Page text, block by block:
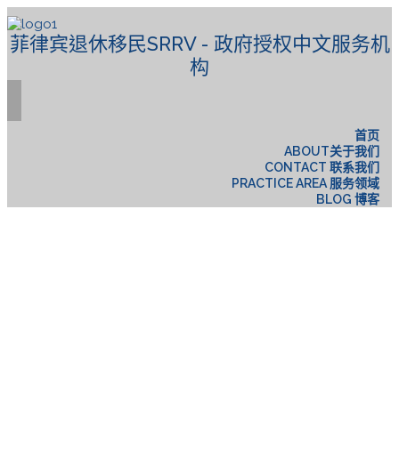
菲律宾退休移民SRRV - 政府授权中文服务机
构
首页
ABOUT关于我们
CONTACT 联系我们
PRACTICE AREA 服务领域
BLOG 博客